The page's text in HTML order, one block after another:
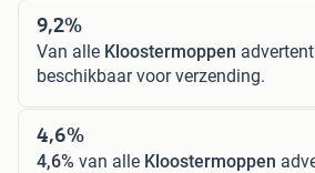
9,2%
Van alle Kloostermoppen
beschikbaar voor verzending.
4,6%
4,6% van alle Kloostermoppen